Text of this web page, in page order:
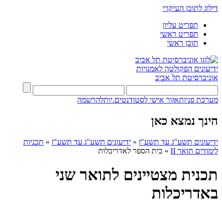
דילוג לתוכן העיקרי
תפריט עליון
תפריט ראשי
תוכן ראשי
ידיעונים הפקולטה לאמנויות
אוניברסיטת תל אביב
מערכת פניותאזור אישי לסטודנטים.יותלהרשמה
הינך נמצא כאן
ידיעונים תשע"ג עד תשע"ז » ידיעונים תשע"ג עד תשע"ז » תכניות
לימודים תואר II
» בית הספר לאדריכלות
תכנית מצטיינים לתואר שני
באדריכלות